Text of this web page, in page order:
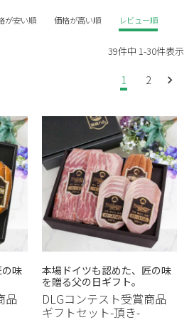
が安い順 価格が高い順 レビュー順
39件中 1-30件表示
1 2
味
品
本場ドイツも認めた、匠の味
を贈る父の日ギフト。
DLGコンテスト受賞商品
ギフトセット-頂き-